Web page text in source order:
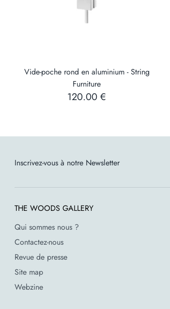
Vide-poche rond en aluminium - String
Furniture
120.00 €
Inscrivez-vous à notre Newsletter
THE WOODS GALLERY
Qui sommes nous ?
Contactez-nous
Revue de presse
Site map
Webzine